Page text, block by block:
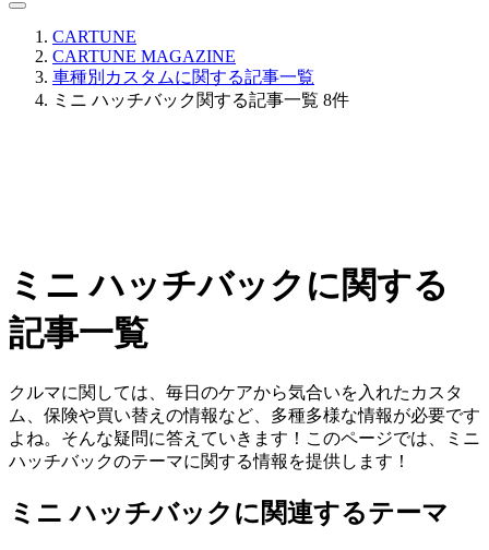
CARTUNE
CARTUNE MAGAZINE
車種別カスタムに関する記事一覧
ミニ ハッチバック関する記事一覧 8件
ミニ ハッチバックに関する
記事一覧
クルマに関しては、毎日のケアから気合いを入れたカスタ
ム、保険や買い替えの情報など、多種多様な情報が必要です
よね。そんな疑問に答えていきます！このページでは、ミニ
ハッチバックのテーマに関する情報を提供します！
ミニ ハッチバックに関連するテーマ